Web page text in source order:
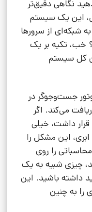
نگاهی دقیق‌تر
این یک سیستم
شبکه‌ای از سرورها
خب، تکیه بر یک
کل سیستم
جست‌وجوگر در
می‌کند. اگر
قرار داشت، خیلی
این مشکل را
را روی
چیزی شبیه به یک
داشته باشید. این
را به چنین